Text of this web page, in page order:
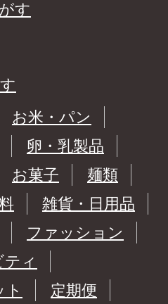
す
お米・パン
卵・乳製品
お菓子
麺類
雑貨・日用品
ファッション
ィ
定期便